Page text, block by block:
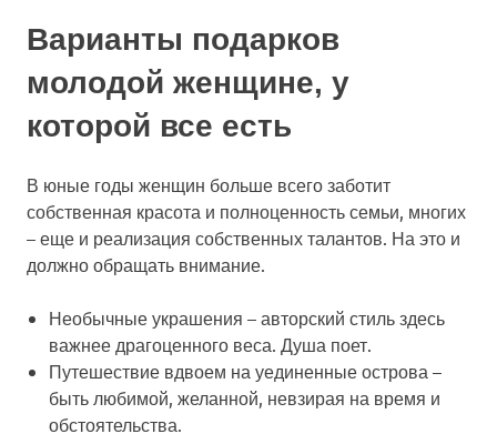
Варианты подарков
молодой женщине, у
которой все есть
В юные годы женщин больше всего заботит
собственная красота и полноценность семьи, многих
– еще и реализация собственных талантов. На это и
должно обращать внимание.
Необычные украшения – авторский стиль здесь
важнее драгоценного веса. Душа поет.
Путешествие вдвоем на уединенные острова –
быть любимой, желанной, невзирая на время и
обстоятельства.